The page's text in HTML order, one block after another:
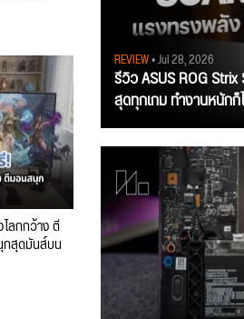
REVIEW• Jul 28, 2026
รีวิว ASUS ROG
สุดทุกเกม ทำงานหนักก็
โลกกว้าง ตี
กสุดมันส์บน